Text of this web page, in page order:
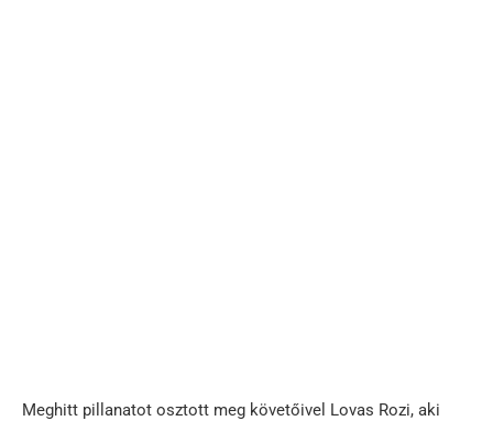
Meghitt pillanatot osztott meg követőivel Lovas Rozi, aki